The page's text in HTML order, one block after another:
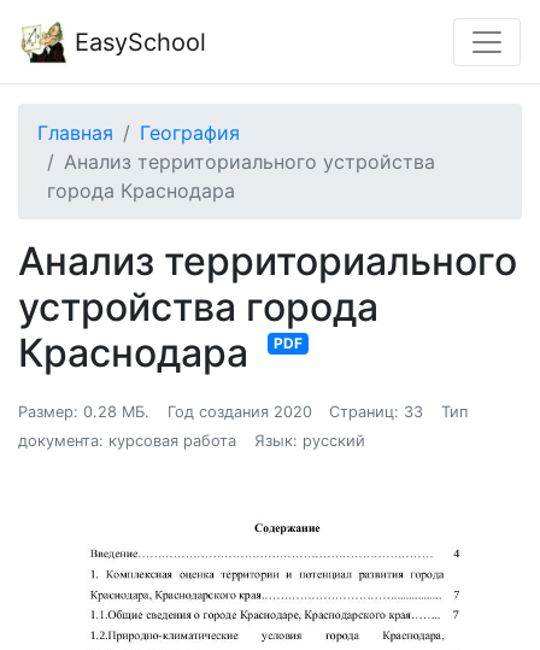
EasySchool
Главная
География
Анализ территориального устройства
города Краснодара
Анализ территориального
устройства города
Краснодара
PDF
Размер: 0.28 МБ. Год создания 2020 Страниц: 33
Тип
документа: курсовая работа
Язык: русский